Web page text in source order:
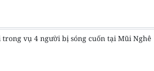
Kịp thời hỗ trợ cứu 3 du khách nước